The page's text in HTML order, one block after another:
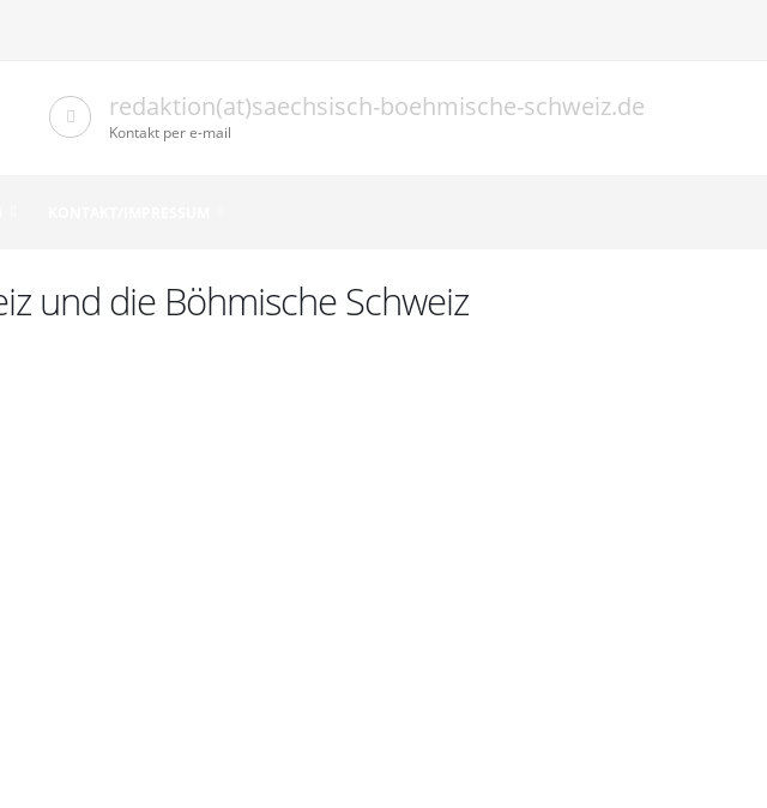
redaktion(at)saechsisch-boehmische-schweiz.de
Kontakt per e-mail
und die Böhmische Schweiz